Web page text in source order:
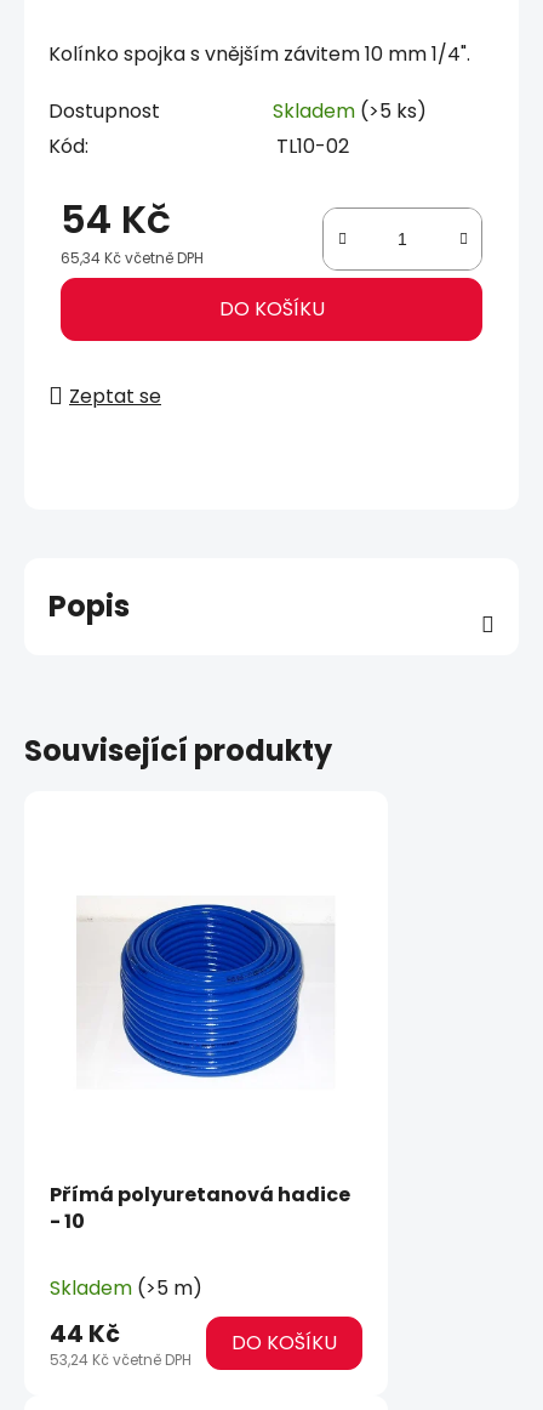
Kolínko spojka s vnějším závitem 10 mm 1/4".
Dostupnost Skladem (>5 ks)
Kód:
TL10-02
54 Kč
65,34 Kč včetně DPH
Měrná cena: DO KOŠÍKU
Zeptat se
Popis
Související produkty
Přímá polyuretanová hadice
- 10
Skladem (>5 m)
53,24 Kč včetně DPH
44 Kč DO KOŠÍKU